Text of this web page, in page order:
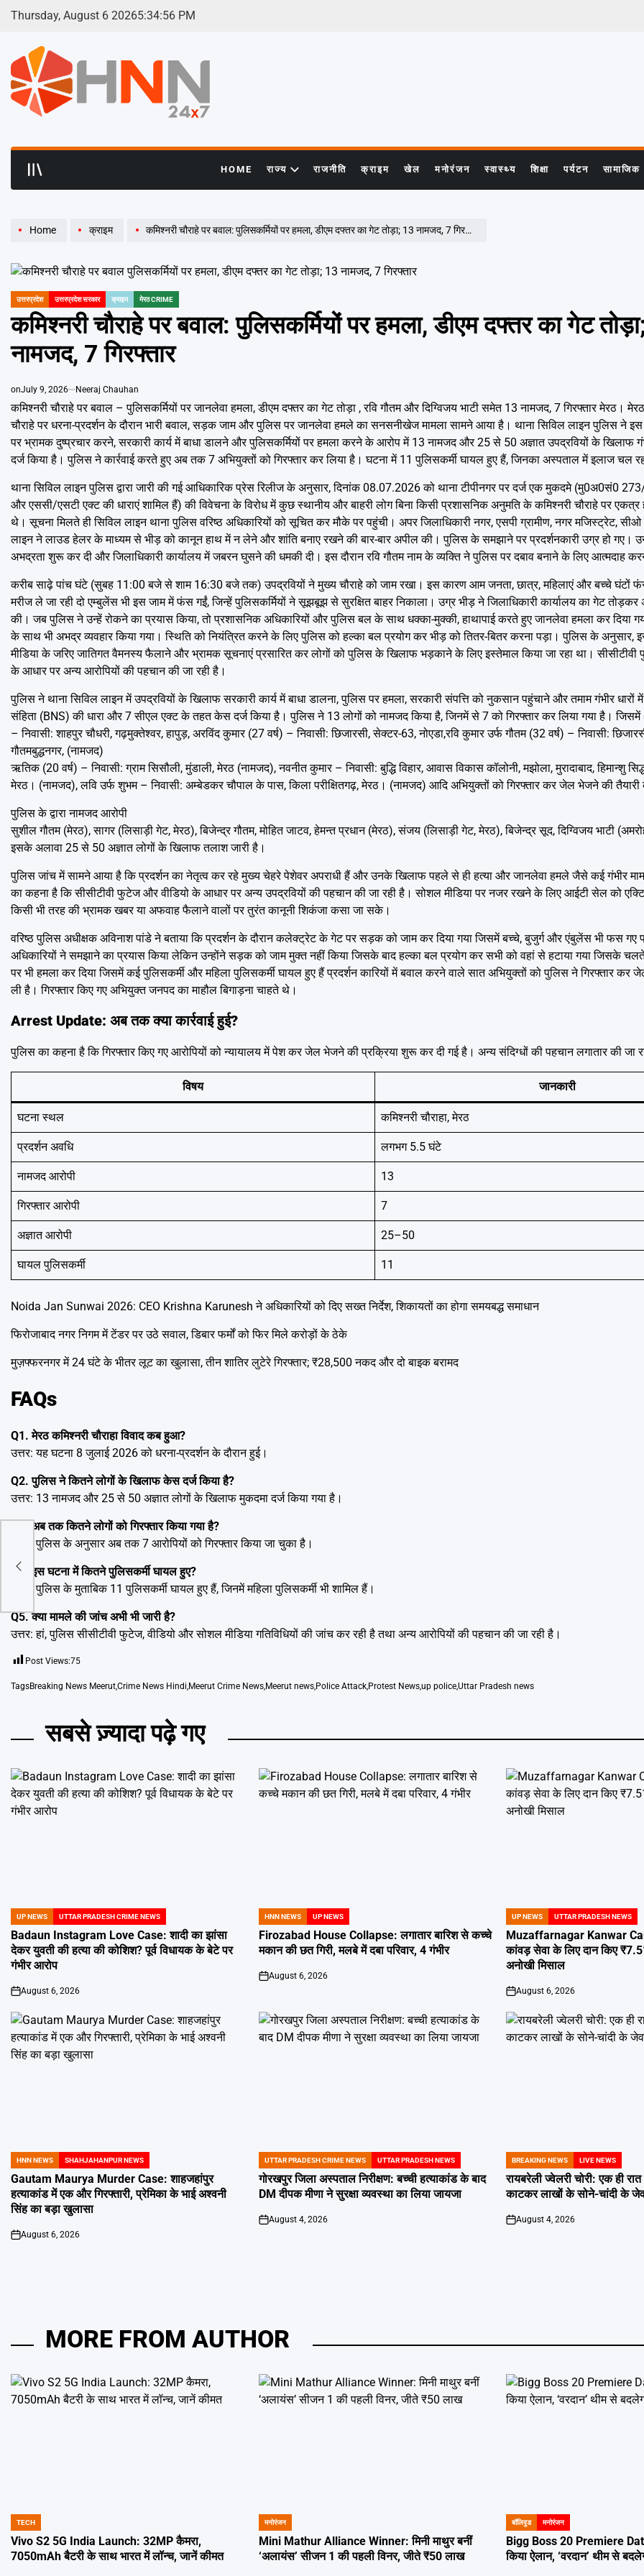
Skip
Thursday, August 6 20265:34:57 PM
HOME राज्य राजनीति क्राइम खेल मनोरंजन स्वास्थ्य शिक्षा पर्यटन सामाजिक
Home क्राइम कमिश्नरी चौराहे पर बवाल: पुलिसकर्मियों पर हमला, डीएम दफ्तर का गेट तोड़ा; 13 नामजद, 7 गिरफ्तार
POSTED
उत्तरप्रदेश उत्तरप्रदेश सरकार क्राइम मेरठ CRIME
कमिश्नरी चौराहे पर बवाल: पुलिसकर्मियों पर हमला, डीएम दफ्तर का गेट
नामजद, 7 गिरफ्तार
onJuly 9, 2026 Neeraj Chauhan
कमिश्नरी चौराहे पर बवाल – पुलिसकर्मियों पर जानलेवा हमला, डीएम दफ्तर का गेट तोड़ा , रवि गौतम और दिग्विजय भाटी समेत 13 नामजद, 7 गिरफ्तार मेरठ।
चौराहे पर धरना-प्रदर्शन के दौरान भारी बवाल, सड़क जाम और पुलिस पर जानलेवा हमले का सनसनीखेज मामला सामने आया है। थाना सिविल लाइन पुलिस ने इस
पर भ्रामक दुष्प्रचार करने, सरकारी कार्य में बाधा डालने और पुलिसकर्मियों पर हमला करने के आरोप में 13 नामजद और 25 से 50 अज्ञात उपद्रवियों के खिलाफ
दर्ज किया है। पुलिस ने कार्रवाई करते हुए अब तक 7 अभियुक्तों को गिरफ्तार कर लिया है। घटना में 11 पुलिसकर्मी घायल हुए हैं, जिनका अस्पताल में इलाज चल
​थाना सिविल लाइन पुलिस द्वारा जारी की गई आधिकारिक प्रेस रिलीज के अनुसार, दिनांक 08.07.2026 को थाना टीपीनगर पर दर्ज एक मुकदमे (मु0अ0सं0
और एससी/एसटी एक्ट की धाराएं शामिल हैं) की विवेचना के विरोध में कुछ स्थानीय और बाहरी लोग बिना किसी प्रशासनिक अनुमति के कमिश्नरी चौराहे पर एकत्र
थे। सूचना मिलते ही सिविल लाइन थाना पुलिस वरिष्ठ अधिकारियों को सूचित कर मौके पर पहुंची। अपर जिलाधिकारी नगर, एसपी ग्रामीण, नगर मजिस्ट्रेट,
लाइन ने लाउड हेलर के माध्यम से भीड़ को कानून हाथ में न लेने और शांति बनाए रखने की बार-बार अपील की। पुलिस के समझाने पर प्रदर्शनकारी उग्र हो गए।
अभद्रता शुरू कर दी और जिलाधिकारी कार्यालय में जबरन घुसने की धमकी दी। इस दौरान रवि गौतम नाम के व्यक्ति ने पुलिस पर दबाव बनाने के लिए आत्मदाह
करीब साढ़े पांच घंटे (सुबह 11:00 बजे से शाम 16:30 बजे तक) उपद्रवियों ने मुख्य चौराहे को जाम रखा। इस कारण आम जनता, छात्र, महिलाएं और बच्चे घंटों
मरीज ले जा रही दो एम्बुलेंस भी इस जाम में फंस गईं, जिन्हें पुलिसकर्मियों ने सूझबूझ से सुरक्षित बाहर निकाला। उग्र भीड़ ने जिलाधिकारी कार्यालय का गेट
की। जब पुलिस ने उन्हें रोकने का प्रयास किया, तो प्रशासनिक अधिकारियों और पुलिस बल के साथ धक्का-मुक्की, हाथापाई करते हुए जानलेवा हमला कर दिया
के साथ भी अभद्र व्यवहार किया गया। स्थिति को नियंत्रित करने के लिए पुलिस को हल्का बल प्रयोग कर भीड़ को तितर-बितर करना पड़ा। ​पुलिस के अनुसार,
मीडिया के जरिए जातिगत वैमनस्य फैलाने और भ्रामक सूचनाएं प्रसारित कर लोगों को पुलिस के खिलाफ भड़काने के लिए इस्तेमाल किया जा रहा था। सीसीटीवी
के आधार पर अन्य आरोपियों की पहचान की जा रही है।
​पुलिस ने थाना सिविल लाइन में उपद्रवियों के खिलाफ सरकारी कार्य में बाधा डालना, पुलिस पर हमला, सरकारी संपत्ति को नुकसान पहुंचाने और तमाम गंभीर धारों
संहिता (BNS) की धारा और 7 सीएल एक्ट के तहत केस दर्ज किया है। ​पुलिस ने 13 लोगों को नामजद किया है, जिनमें से 7 को गिरफ्तार कर लिया गया है। जिसमें
– निवासी: शाहपुर चौधरी, गढ़मुक्तेश्वर, हापुड़, ​अरविंद कुमार (27 वर्ष) – निवासी: छिजारसी,सेक्टर-63,नोएडा,​रवि कुमार उर्फ गौतम (32 वर्ष) – निवासी:
गौतमबुद्धनगर, (नामजद)
​ऋतिक (20 वर्ष) – निवासी: ग्राम सिसौली, मुंडाली, मेरठ (नामजद), ​नवनीत कुमार – निवासी: बुद्धि विहार, आवास विकास कॉलोनी, मझोला, मुरादाबाद, ​हिमान्शु
मेरठ। (नामजद), ​लवि उर्फ शुभम – निवासी: अम्बेडकर चौपाल के पास, किला परीक्षितगढ़,मेरठ । (नामजद) ​आदि अभियुक्तों को गिरफ्तार कर जेल भेजने की तैयारी
पुलिस के द्वारा नामजद आरोपी
​सुशील गौतम (मेरठ), सागर (लिसाड़ी गेट, मेरठ), बिजेन्द्र गौतम, मोहित जाटव, हेमन्त प्रधान (मेरठ), संजय (लिसाड़ी गेट, मेरठ), बिजेन्द्र सूद, दिग्विजय भाटी
इसके अलावा 25 से 50 अज्ञात लोगों के खिलाफ तलाश जारी है।
​पुलिस जांच में सामने आया है कि प्रदर्शन का नेतृत्व कर रहे मुख्य चेहरे पेशेवर अपराधी हैं और उनके खिलाफ पहले से ही हत्या और जानलेवा हमले जैसे कई गंभीर
का कहना है कि सीसीटीवी फुटेज और वीडियो के आधार पर अन्य उपद्रवियों की पहचान की जा रही है। सोशल मीडिया पर नजर रखने के लिए आईटी सेल को
किसी भी तरह की भ्रामक खबर या अफवाह फैलाने वालों पर तुरंत कानूनी शिकंजा कसा जा सके।
वरिष्ठ पुलिस अधीक्षक अविनाश पांडे ने बताया कि प्रदर्शन के दौरान कलेक्ट्रेट के गेट पर सड़क को जाम कर दिया गया जिसमें बच्चे, बुजुर्ग और एंबुलेंस भी फस गए
अधिकारियों ने समझाने का प्रयास किया लेकिन उन्होंने सड़क को जाम मुक्त नहीं किया जिसके बाद हल्का बल प्रयोग कर सभी को वहां से हटाया गया जिसके चलते
पर भी हमला कर दिया जिसमें कई पुलिसकर्मी और महिला पुलिसकर्मी घायल हुए हैं प्रदर्शन कारियों में बवाल करने वाले सात अभियुक्तों को पुलिस ने गिरफ्तार कर
ली है। गिरफ्तार किए गए अभियुक्त जनपद का माहौल बिगाड़ना चाहते थे।
Arrest Update: अब तक क्या कार्रवाई हुई?
पुलिस का कहना है कि गिरफ्तार किए गए आरोपियों को न्यायालय में पेश कर जेल भेजने की प्रक्रिया शुरू कर दी गई है। अन्य संदिग्धों की पहचान लगातार की जा
विषय जानकारी
घटना स्थल कमिश्नरी चौराहा, मेरठ
प्रदर्शन अवधि लगभग 5.5 घंटे
नामजद आरोपी 13
गिरफ्तार आरोपी 7
अज्ञात आरोपी 25–50
घायल पुलिसकर्मी 11
Noida Jan Sunwai 2026: CEO Krishna Karunesh ने अधिकारियों को दिए सख्त निर्देश, शिकायतों का होगा समयबद्ध समाधान
फिरोजाबाद नगर निगम में टेंडर पर उठे सवाल, डिबार फर्मों को फिर मिले करोड़ों के ठेके
मुज़फ्फरनगर में 24 घंटे के भीतर लूट का खुलासा, तीन शातिर लुटेरे गिरफ्तार; ₹28,500 नकद और दो बाइक बरामद
FAQs
Q1. मेरठ कमिश्नरी चौराहा विवाद कब हुआ?
उत्तर: यह घटना 8 जुलाई 2026 को धरना-प्रदर्शन के दौरान हुई।
Q2. पुलिस ने कितने लोगों के खिलाफ केस दर्ज किया है?
उत्तर: 13 नामजद और 25 से 50 अज्ञात लोगों के खिलाफ मुकदमा दर्ज किया गया है।
Q3. अब तक कितने लोगों को गिरफ्तार किया गया है?
उत्तर: पुलिस के अनुसार अब तक 7 आरोपियों को गिरफ्तार किया जा चुका है।
Q4. इस घटना में कितने पुलिसकर्मी घायल हुए?
उत्तर: पुलिस के मुताबिक 11 पुलिसकर्मी घायल हुए हैं, जिनमें महिला पुलिसकर्मी भी शामिल हैं।
Q5. क्या मामले की जांच अभी भी जारी है?
उत्तर: हां, पुलिस सीसीटीवी फुटेज, वीडियो और सोशल मीडिया गतिविधियों की जांच कर रही है तथा अन्य आरोपियों की पहचान की जा रही है।
Post Views:75
TagsBreaking News Meerut,Crime News Hindi,Meerut Crime News,Meerut news,Police Attack,Protest News,up police,Uttar Pradesh news
सबसे ज़्यादा पढ़े गए
POSTED
IN
UP NEWS UTTAR PRADESH CRIME NEWS
Badaun Instagram Love Case: शादी का झांसा
देकर युवती की हत्या की कोशिश? पूर्व विधायक के बेटे पर
गंभीर आरोप
on
August 6, 2026
POSTED
IN
HNN NEWS UP NEWS
Firozabad House Collapse: लगातार बारिश से कच्चे
मकान की छत गिरी, मलबे में दबा परिवार, 4 गंभीर
on
August 6, 2026
POSTED
IN
UP NEWS UTTAR PRADESH NEWS
Muzaffarnagar Kanwar
कांवड़ सेवा के लिए दान किए
अनोखी मिसाल
on
August 6, 2026
POSTED
IN
HNN NEWS SHAHJAHANPUR NEWS
Gautam Maurya Murder Case: शाहजहांपुर
हत्याकांड में एक और गिरफ्तारी, प्रेमिका के भाई अश्वनी
सिंह का बड़ा खुलासा
on
August 6, 2026
POSTED
IN
UTTAR PRADESH CRIME NEWS UTTAR PRADESH NEWS
गोरखपुर जिला अस्पताल निरीक्षण: बच्ची हत्याकांड के बाद
DM दीपक मीणा ने सुरक्षा व्यवस्था का लिया जायजा
on
August 4, 2026
POSTED
IN
BREAKING NEWS LIVE NEWS
रायबरेली ज्वेलरी चोरी: एक ही
काटकर लाखों के सोने-चांदी के
on
August 4, 2026
MORE FROM AUTHOR
POSTED
IN
TECH
Vivo S2 5G India Launch: 32MP कैमरा,
7050mAh बैटरी के साथ भारत में लॉन्च, जानें कीमत
POSTED
IN
मनोरंजन
Mini Mathur Alliance Winner: मिनी माथुर बनीं
‘अलायंस’ सीजन 1 की पहली विनर, जीते ₹50 लाख
POSTED
IN
बॉलिवुड मनोरंजन
Bigg Boss 20 Premiere
किया ऐलान, ‘वरदान’ थीम से